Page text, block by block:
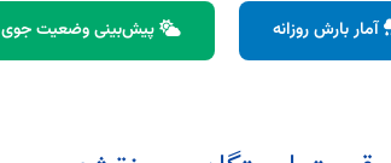
آمار بارش روزانه پیش‌بینی وضعیت جوی